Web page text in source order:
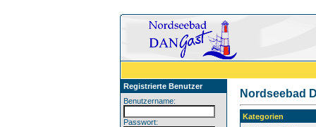
Registrierte Benutzer
Benutzername:
Passwort:
Nordseebad
Kategorien